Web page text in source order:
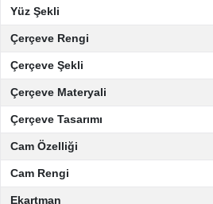
Yüz Şekli
Çerçeve Rengi
Çerçeve Şekli
Çerçeve Materyali
Çerçeve Tasarımı
Cam Özelliği
Cam Rengi
Ekartman